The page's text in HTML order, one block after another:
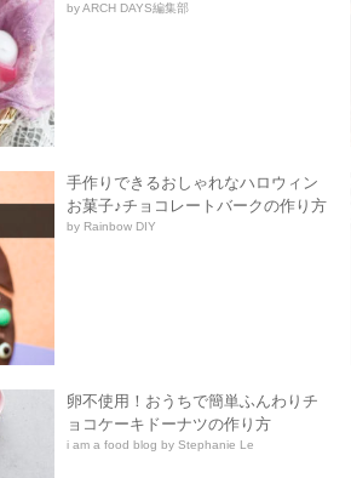
by ARCH DAYS編集部
手作りできるおしゃれなハロウィン
お菓子♪チョコレートバークの作り方
by Rainbow DIY
卵不使用！おうちで簡単ふんわりチ
ョコケーキドーナツの作り方
i am a food blog by Stephanie Le